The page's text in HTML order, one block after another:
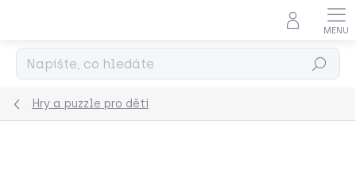
Hledat
Hry a puzzle pro děti